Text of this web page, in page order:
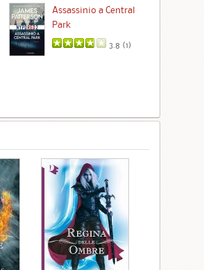
Assassinio a Central
Park
3.8 (1)